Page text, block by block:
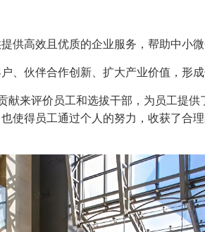
供高效且优质的企业服务，帮助中小微
、伙伴合作创新、扩大产业价值，形成
献来评价员工和选拔干部，为员工提
使得员工通过个人的努力，收获了合